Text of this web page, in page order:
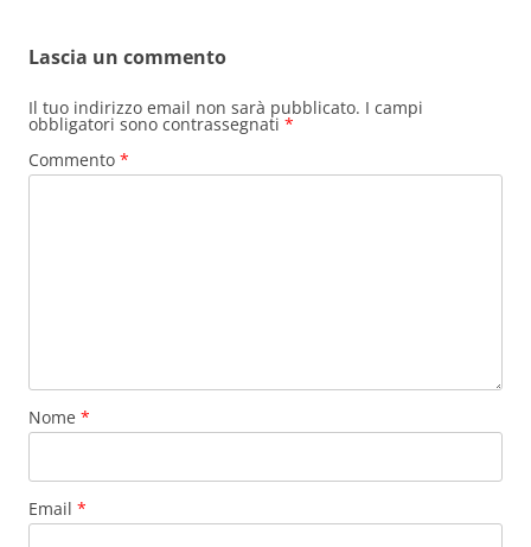
Lascia un commento
Il tuo indirizzo email non sarà pubblicato. I campi
obbligatori sono contrassegnati *
Commento *
Nome *
Email *